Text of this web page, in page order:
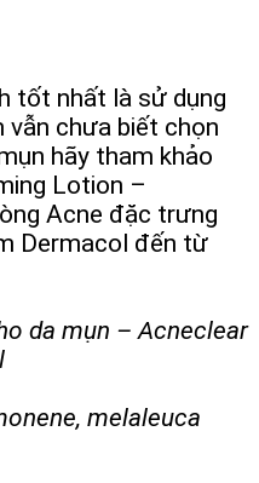
tốt nhất là sử dụng
vẫn chưa biết chọn
hãy tham khảo
Lotion –
Acne đặc trưng
Dermacol đến từ
da mụn – Acneclear
melaleuca